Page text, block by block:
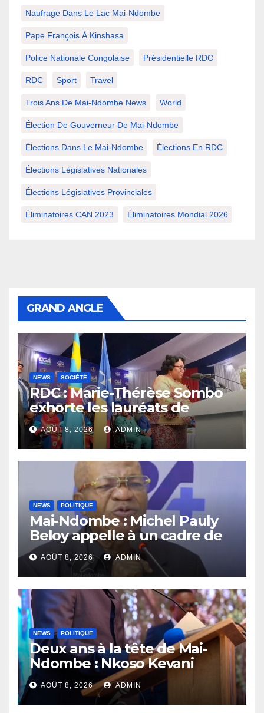
Naufrage Dans Le Lac Mai-Ndombe
Pape François À Kinshasa
Police Nationale Congolaise Présidentielle RDC
RDC Sport Travel
Trois Ans De Mai-Ndombe News World
Élection De Gouverneur De Mai-Ndombe
Élections Dans Le Mai-Ndombe Élections En RDC
Élections Législatives Nationales
Élections Législatives Provinciales
Éliminatoires CAN 2023 Éliminatoires Mondial 2026
GRAND ANGLE
NEWS SOCIÉTÉ
RDC : Marie-Thérèse Sombo
exhorte les lauréats de
l’UNIKIN à mettre leurs
compétences au service de
la nation
AOÛT 8, 2026 ADMIN
NEWS POLITIQUE
Mai-Ndombe : Michel Pauly
Beloy appelle à un cadre de
concertation avant la tenue
du dialogue inclusif
AOÛT 8, 2026 ADMIN
NEWS POLITIQUE
Deux ans à la tête de Mai-
Ndombe : Nkoso Kevani
défend son bilan et fait de la
sécurité sa priorité
AOÛT 8, 2026 ADMIN